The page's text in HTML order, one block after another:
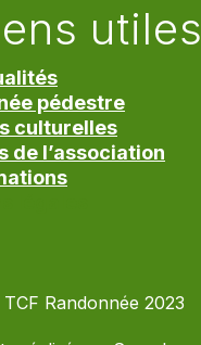
utiles
pédestre
culturelles
de l’association
Randonnée 2023